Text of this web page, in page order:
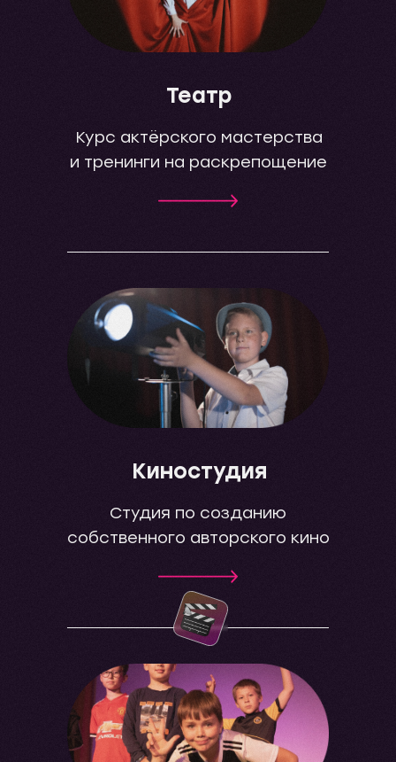
Киностудия
Студия по созданию
собственного авторского кино
Театр
Курс актёрского мастерства
и тренинги на раскрепощение